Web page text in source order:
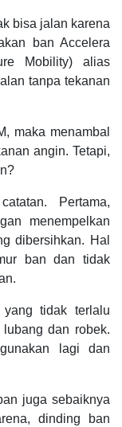
bisa jalan karena
ban Accelera
Mobility) alias
tanpa tekanan
maka menambal
angin. Tetapi,
Pertama,
menempelkan
dibersihkan. Hal
ban dan tidak
tidak terlalu
dan robek.
lagi dan
juga sebaiknya
dinding ban